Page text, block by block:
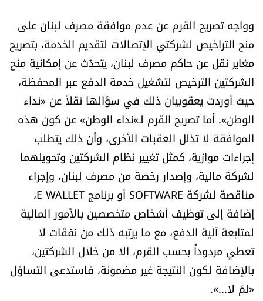
وواجه تصريح القرم عن عدم موافقة مصرف لبنان على
منح التراخيص لشركتي الإتصالات لتقديم الخدمة، بتصريح
مغاير نقل عن حاكم مصرف لبنان، يتحدّث عن إمكانية منح
الشركتين الترخيص لتشغيل خدمة الدفع عبر المحفظة،
حيث أوردت يعقوبيان ذلك في سؤالها نقلاً عن «نداء
الوطن». أما تصريح القرم لـ»نداء الوطن» عن كون هذه
الموافقة لا تذلل العقبات الأخرى، وأن ذلك يتطلب
إجراءات موازية، كمثل تغيير نظام الشركتين وتحويلهما
لشركة مالية، وإصدار رخصة من مصرف لبنان، وإجراء
مناقصة لشركة SOFTWARE أو برنامج E WALLET،
إضافة إلى توظيف أشخاص متخصصين بالأمور المالية
لمتابعة آلية الدفع، مع ما يرتبه ذلك من نفقات لا
تعطي مردوداً بحسب القرم، الا من خلال الشركتين،
بالإضافة لكون النتيجة غير مضمونة، فاستدعى التساؤل
«لمَ لا...».